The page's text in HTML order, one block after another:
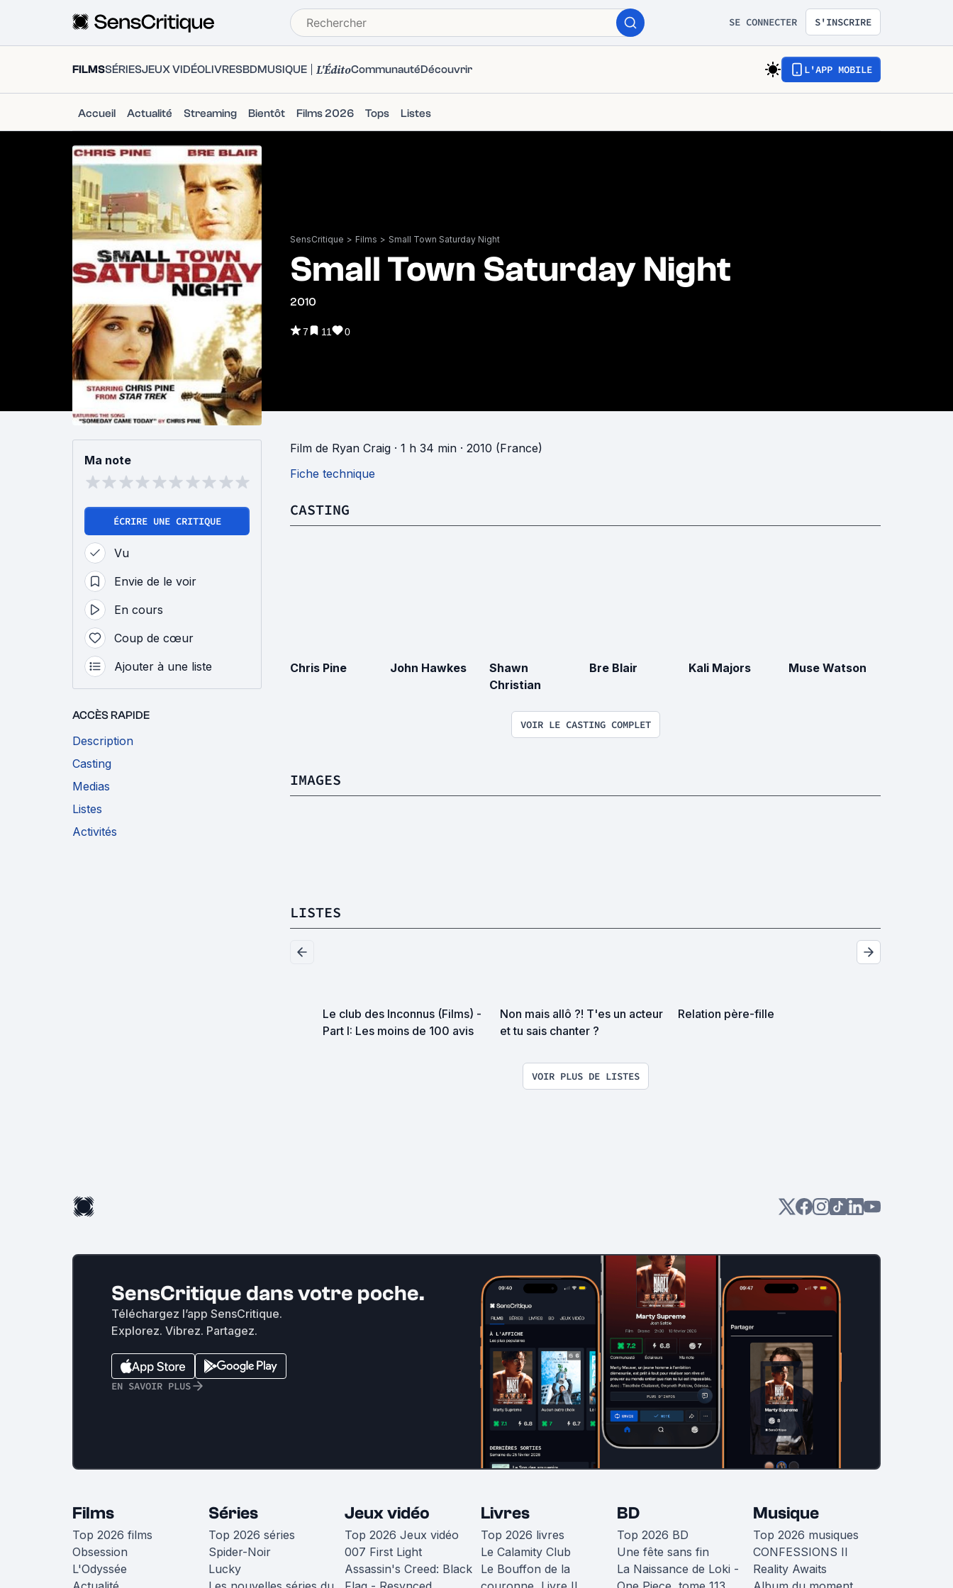
SE CONNECTER S'INSCRIRE
FILMSSÉRIESJEUX VIDÉOLIVRESBDMUSIQUE L'ÉditoCommunautéDécouvrir L'APP MOBILE
Accueil Actualité Streaming Bientôt Films 2026 Tops Listes
SensCritique > Films > Small Town Saturday Night
Small Town Saturday Night
2010
7 11 0
Ma note
ÉCRIRE UNE CRITIQUE
Vu
Envie de le voir
En cours
Coup de cœur
Ajouter à une liste
ACCÈS RAPIDE
Description
Casting
Medias
Listes
Activités
Film de Ryan Craig · 1 h 34 min · 2010 (France)
Fiche technique
CASTING
Chris Pine John Hawkes
Shawn
Christian
Bre Blair Kali Majors Muse Watson
VOIR LE CASTING COMPLET
IMAGES
LISTES
Le club des Inconnus (Films) -
Part I: Les moins de 100 avis
Non mais allô ?! T'es un acteur
et tu sais chanter ?
Relation père-fille
VOIR PLUS DE LISTES
SensCritique dans votre poche.
Téléchargez l’app SensCritique.
Explorez. Vibrez. Partagez.
EN SAVOIR PLUS
Films
Top 2026 films
Obsession
L'Odyssée
Séries
Top 2026 séries
Spider-Noir
Lucky
Jeux vidéo
Top 2026 Jeux vidéo
007 First Light
Assassin's Creed: Black
Livres
Top 2026 livres
Le Calamity Club
Le Bouffon de la
BD
Top 2026 BD
Une fête sans fin
La Naissance de Loki -
Musique
Top 2026 musiques
CONFESSIONS II
Reality Awaits